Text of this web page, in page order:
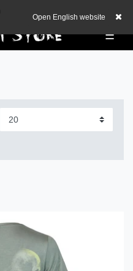
☰
Open English website